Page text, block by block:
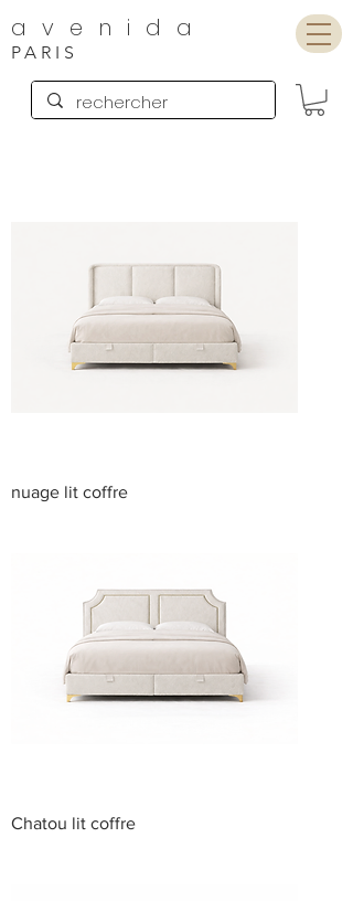
avenida
PARIS
nuage lit coffre
Chatou lit coffre